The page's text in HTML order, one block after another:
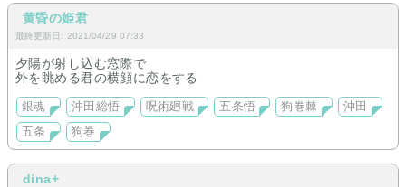
黄昏の姫君
最終更新日: 2021/04/29 07:33
夕陽が射し込む窓際で
外を眺める君の横顔に恋をする
銀魂 沖田総悟 呪術廻戦 五条悟 狗巻棘
沖田
五条
狗巻
dina+